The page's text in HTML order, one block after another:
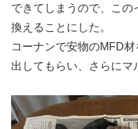
できてしまうので、この
換えることにした。
コーナンで安物のMFD
出してもらい、さらにマ